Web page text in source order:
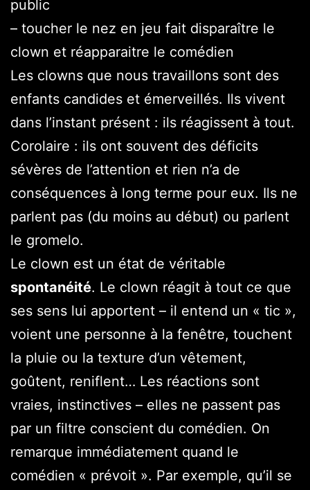
public
– toucher le nez en jeu fait disparaître le
clown et réapparaitre le comédien
Les clowns que nous travaillons sont des
enfants candides et émerveillés. Ils vivent
dans l’instant présent : ils réagissent à tout.
Corolaire : ils ont souvent des déficits
sévères de l’attention et rien n’a de
conséquences à long terme pour eux. Ils ne
parlent pas (du moins au début) ou parlent
le gromelo.
Le clown est un état de véritable
spontanéité. Le clown réagit à tout ce que
ses sens lui apportent – il entend un « tic »,
voient une personne à la fenêtre, touchent
la pluie ou la texture d’un vêtement,
goûtent, reniflent… Les réactions sont
vraies, instinctives – elles ne passent pas
par un filtre conscient du comédien. On
remarque immédiatement quand le
comédien « prévoit ». Par exemple, qu’il se